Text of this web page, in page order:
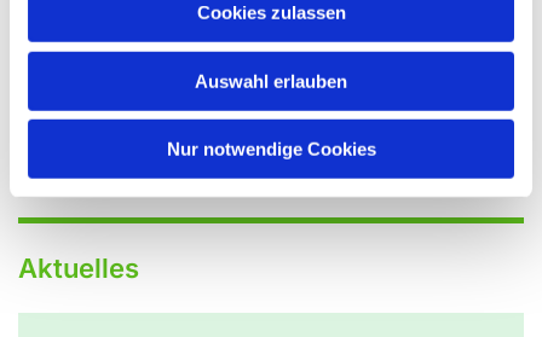
Cookies zulassen
Auswahl erlauben
Nur notwendige Cookies
Aktuelles